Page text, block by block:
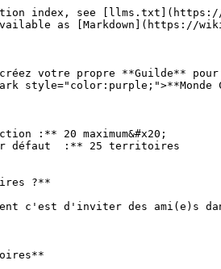
index, see
as [Markdown](https://
votre propre **Guilde**
:** 20 maximum&#x20;
défaut  :** 25 territoires
?**
c'est d'inviter des ami(e)s